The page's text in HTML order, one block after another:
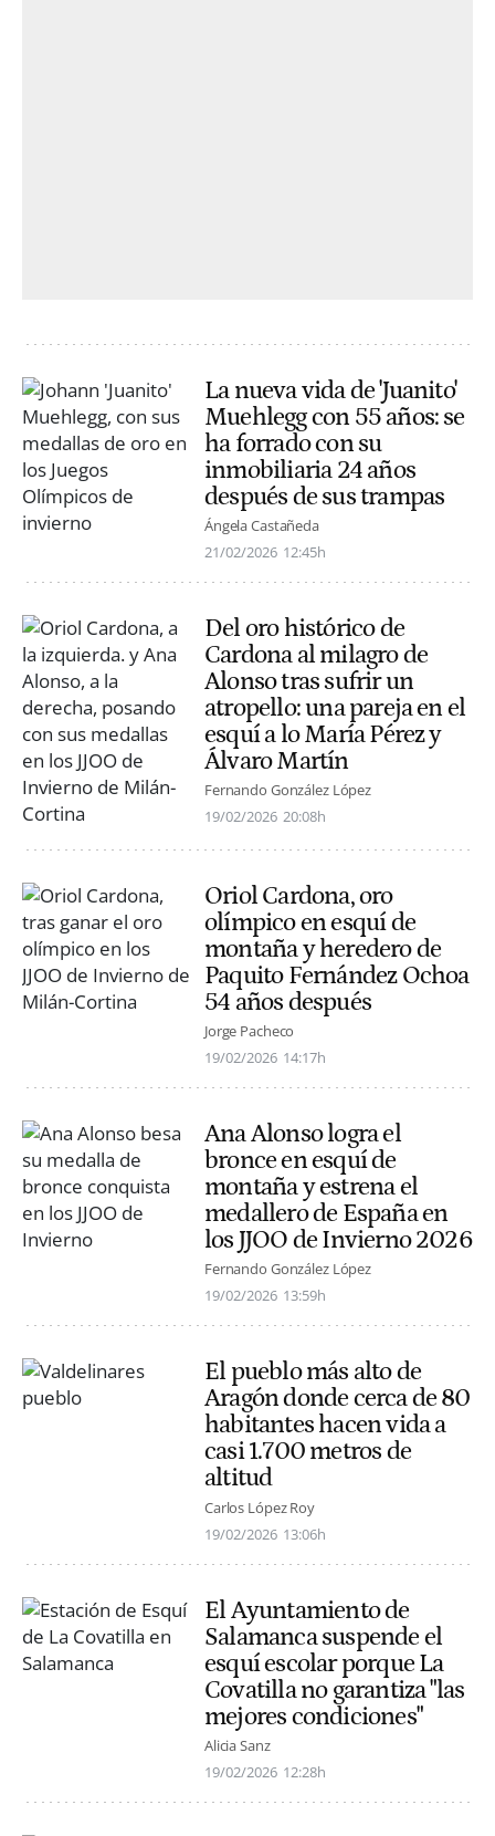
La nueva vida de 'Juanito'
Muehlegg con 55 años: se
ha forrado con su
inmobiliaria 24 años
después de sus trampas
Ángela Castañeda
21/02/2026 12:45h
Del oro histórico de
Cardona al milagro de
Alonso tras sufrir un
atropello: una pareja en el
esquí a lo María Pérez y
Álvaro Martín
Fernando González López
19/02/2026 20:08h
Oriol Cardona, oro
olímpico en esquí de
montaña y heredero de
Paquito Fernández Ochoa
54 años después
Jorge Pacheco
19/02/2026 14:17h
Ana Alonso logra el
bronce en esquí de
montaña y estrena el
medallero de España en
los JJOO de Invierno 2026
Fernando González López
19/02/2026 13:59h
El pueblo más alto de
Aragón donde cerca de 80
habitantes hacen vida a
casi 1.700 metros de
altitud
Carlos López Roy
19/02/2026 13:06h
El Ayuntamiento de
Salamanca suspende el
esquí escolar porque La
Covatilla no garantiza "las
mejores condiciones"
Alicia Sanz
19/02/2026 12:28h